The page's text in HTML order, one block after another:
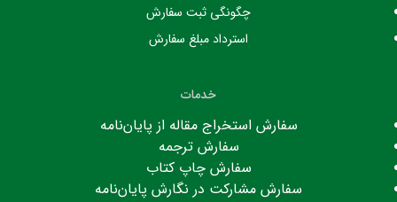
چگونگی ثبت سفارش
استرداد مبلغ سفارش
خدمات
سفارش استخراج مقاله از پایان‌نامه
سفارش ترجمه
سفارش چاپ کتاب
سفارش مشارکت در نگارش پایان‌نامه